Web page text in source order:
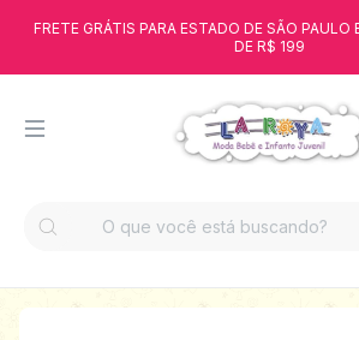
FRETE GRÁTIS PARA ESTADO DE SÃO
DE R$ 199